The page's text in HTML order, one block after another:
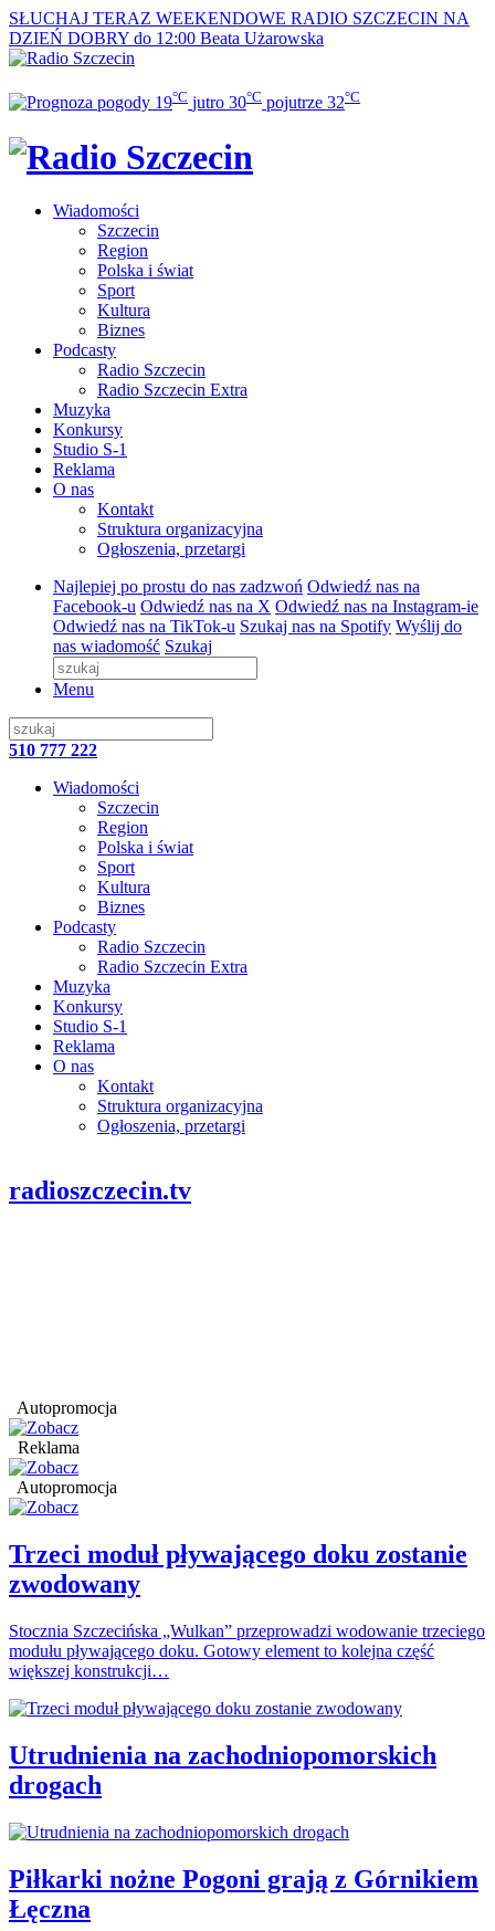
SŁUCHAJ TERAZ WEEKENDOWE RADIO SZCZECIN NA
DZIEŃ DOBRY do 12:00 Beata Użarowska
19°C jutro 30°C pojutrze 32°C
Wiadomości
Szczecin
Region
Polska i świat
Sport
Kultura
Biznes
Podcasty
Radio Szczecin
Radio Szczecin Extra
Muzyka
Konkursy
Studio S-1
Reklama
O nas
Kontakt
Struktura organizacyjna
Ogłoszenia, przetargi
Najlepiej po prostu do nas zadzwoń Odwiedź nas na
Facebook-u Odwiedź nas na X Odwiedź nas na Instagram-ie
Odwiedź nas na TikTok-u Szukaj nas na Spotify Wyślij do
nas wiadomość Szukaj
Menu
510 777 222
Wiadomości
Szczecin
Region
Polska i świat
Sport
Kultura
Biznes
Podcasty
Radio Szczecin
Radio Szczecin Extra
Muzyka
Konkursy
Studio S-1
Reklama
O nas
Kontakt
Struktura organizacyjna
Ogłoszenia, przetargi
radioszczecin.tv
Autopromocja
Reklama
Autopromocja
Trzeci moduł pływającego doku zostanie
zwodowany
Stocznia Szczecińska „Wulkan” przeprowadzi wodowanie trzeciego
modułu pływającego doku. Gotowy element to kolejna część
większej konstrukcji…
Utrudnienia na zachodniopomorskich
drogach
Piłkarki nożne Pogoni grają z Górnikiem
Łęczna